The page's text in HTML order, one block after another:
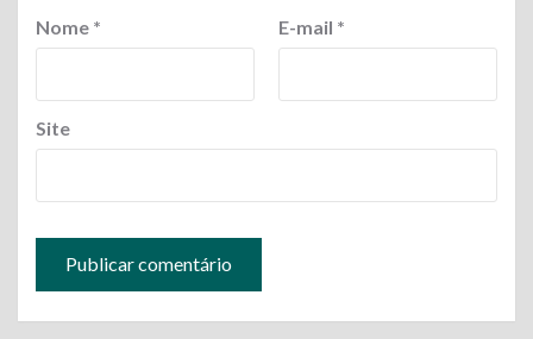
Nome * E-mail *
Site